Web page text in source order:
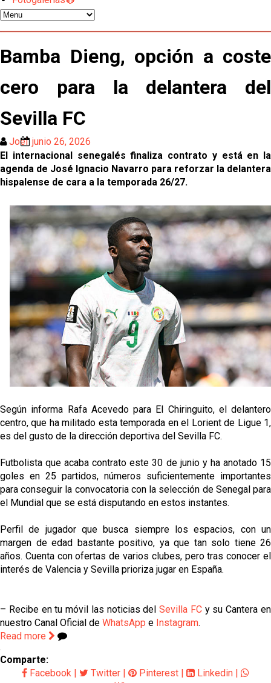
Miguel Sierra: La temporada pasada se vio
reflejado que podemos tirar para delante y
trabajamos con ilusión
mercado
OFICIAL | Juanlu se marcha al Bournemouth
Los posibles herederos del número 16 tras la
marcha de Juanlu
Alberto Flores, muy cerca de convertirse en nuevo
jugador del Granada CF
El Granada negocia con el Sevilla FC por Alberto
Flores
El Sevilla continúa con despidos y rechaza una
oferta de 420 millones por el club
El Sevilla mueve ficha por Robbie Ure: la opción 'A'
para el ataque nervionense
Crónica Pretemporada | Real Madrid 2-4 Sevilla FC
Femenino
La revolución de José Ignacio Navarro en el Sevilla
Análisis | El Sevilla FC cierra una pretemporada de
contrastes antes del inicio de LaLiga
Bamba Dieng, opción a coste
cero para la delantera del
Sevilla FC
Joel junio 26, 2026
El internacional senegalés finaliza contrato y está en la
agenda de José Ignacio Navarro para reforzar la delantera
hispalense de cara a la temporada 26/27.
Según informa Rafa Acevedo para El Chiringuito, el delantero
centro, que ha militado esta temporada en el Lorient de Ligue 1,
es del gusto de la dirección deportiva del Sevilla FC.
Futbolista que acaba contrato este 30 de junio y ha anotado 15
goles en 25 partidos, números suficientemente importantes
para conseguir la convocatoria con la selección de Senegal para
el Mundial que se está disputando en estos instantes.
Perfil de jugador que busca siempre los espacios, con un
margen de edad bastante positivo, ya que tan solo tiene 26
años. Cuenta con ofertas de varios clubes, pero tras conocer el
interés de Valencia y Sevilla prioriza jugar en España.
– Recibe en tu móvil las noticias delSevilla FCy su Cantera en
nuestro Canal Oficial de WhatsApp e Instagram.
Read more
Comparte:
Facebook | Twitter | Pinterest | Linkedin |